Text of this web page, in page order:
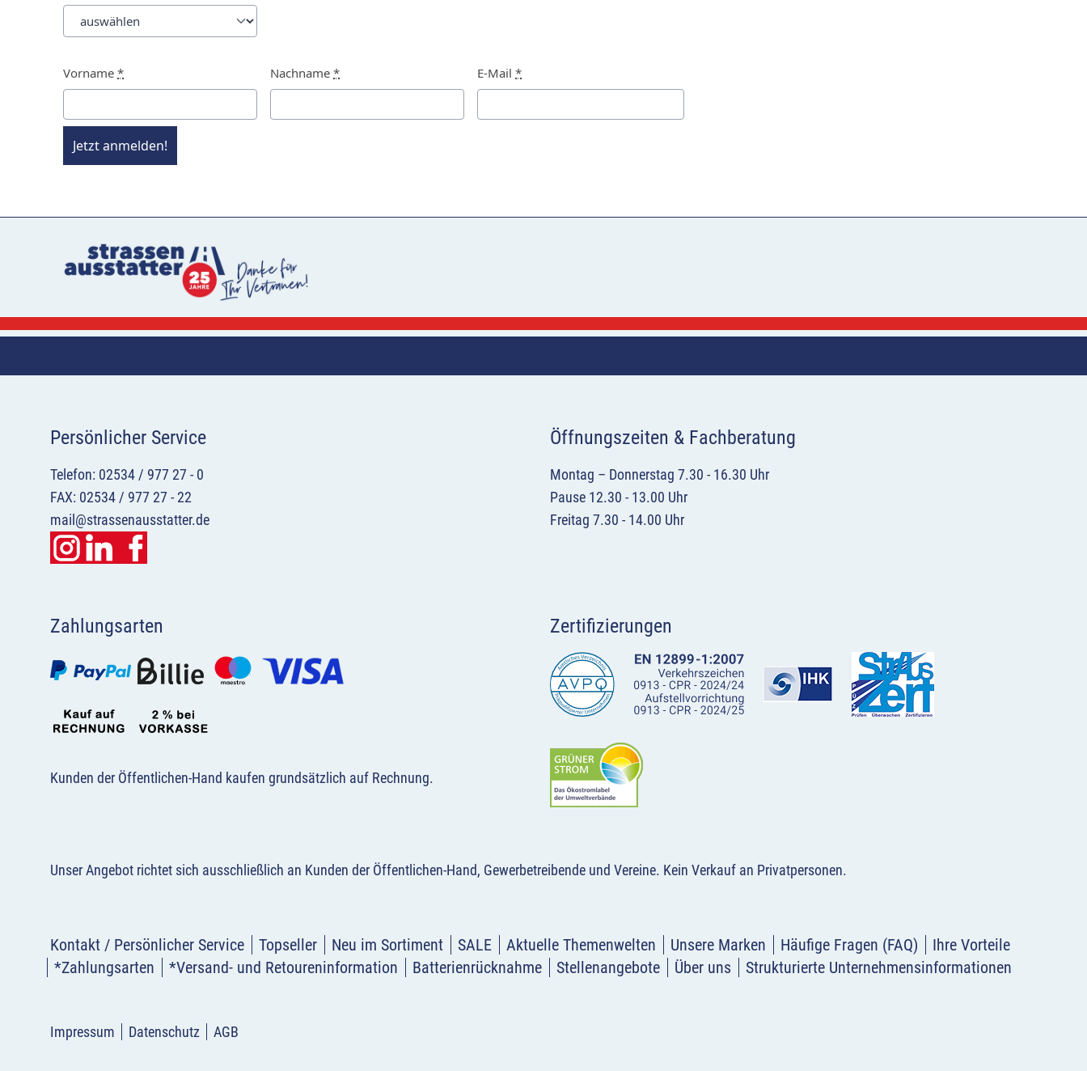
Vorname * Nachname * E-Mail *
Jetzt anmelden!
Persönlicher Service
Telefon: 02534 / 977 27 - 0
FAX: 02534 / 977 27 - 22
mail@strassenausstatter.de
Öffnungszeiten & Fachberatung
Montag – Donnerstag 7.30 - 16.30 Uhr
Pause 12.30 - 13.00 Uhr
Freitag 7.30 - 14.00 Uhr
Zahlungsarten
Kunden der Öffentlichen-Hand kaufen grundsätzlich auf Rechnung.
Zertifizierungen
Unser Angebot richtet sich ausschließlich an Kunden der Öffentlichen-Hand, Gewerbetreibende und Vereine. Kein Verkauf an Privatpersonen.
Kontakt / Persönlicher Service Topseller Neu im Sortiment SALE Aktuelle Themenwelten Unsere Marken Häufige Fragen (FAQ)
Ihre Vorteile
*Zahlungsarten
*Versand- und Retoureninformation Batterienrücknahme Stellenangebote Über uns Strukturierte Unternehmensinformationen
Impressum Datenschutz AGB